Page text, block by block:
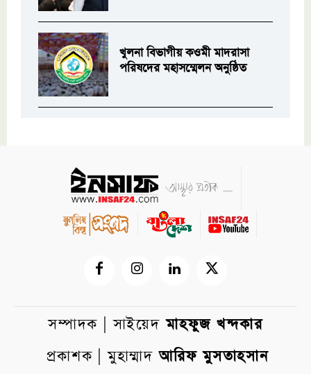
খুলনা বিভাগীয় কওমী মাদরাসা
পরিষদের মহাসম্মেলন অনুষ্ঠিত
সম্পাদক | সাইয়েদমাহফুজ খন্দকার
প্রকাশক | মুহাম্মাদআরিফ মুসতাহসান